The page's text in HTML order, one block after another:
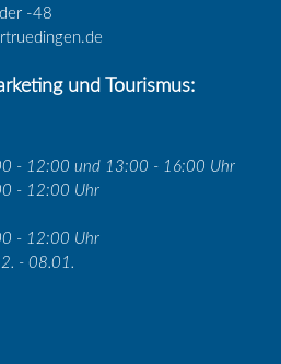
-48
und Tourismus:
- 12:00 und 13:00 - 16:00 Uhr
- 12:00 Uhr
- 12:00 Uhr
- 08.01.